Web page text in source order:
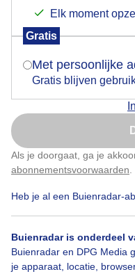
Elk moment
Gratis
Met persoonlijke
Gratis blijven
Als je doorgaat, ga je
abonnementsvoorwaarden
Heb je al een Buienradar-
Buienradar is onderdeel
Buienradar en DPG Media
je apparaat, locatie,
Door: Frans Alderse Baas
Hagelbui Zon
Bekijk slideshow
Is
Nu
Klik hier